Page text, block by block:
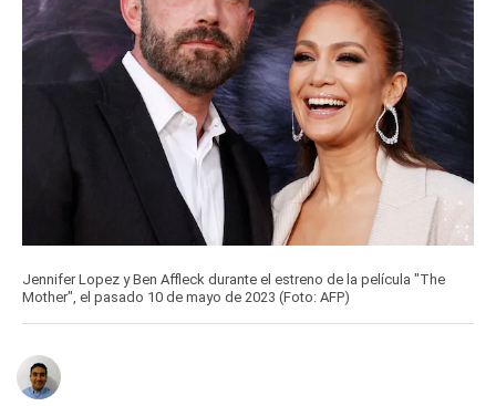
Jennifer Lopez y Ben Affleck durante el estreno de la película "The
Mother", el pasado 10 de mayo de 2023 (Foto: AFP)